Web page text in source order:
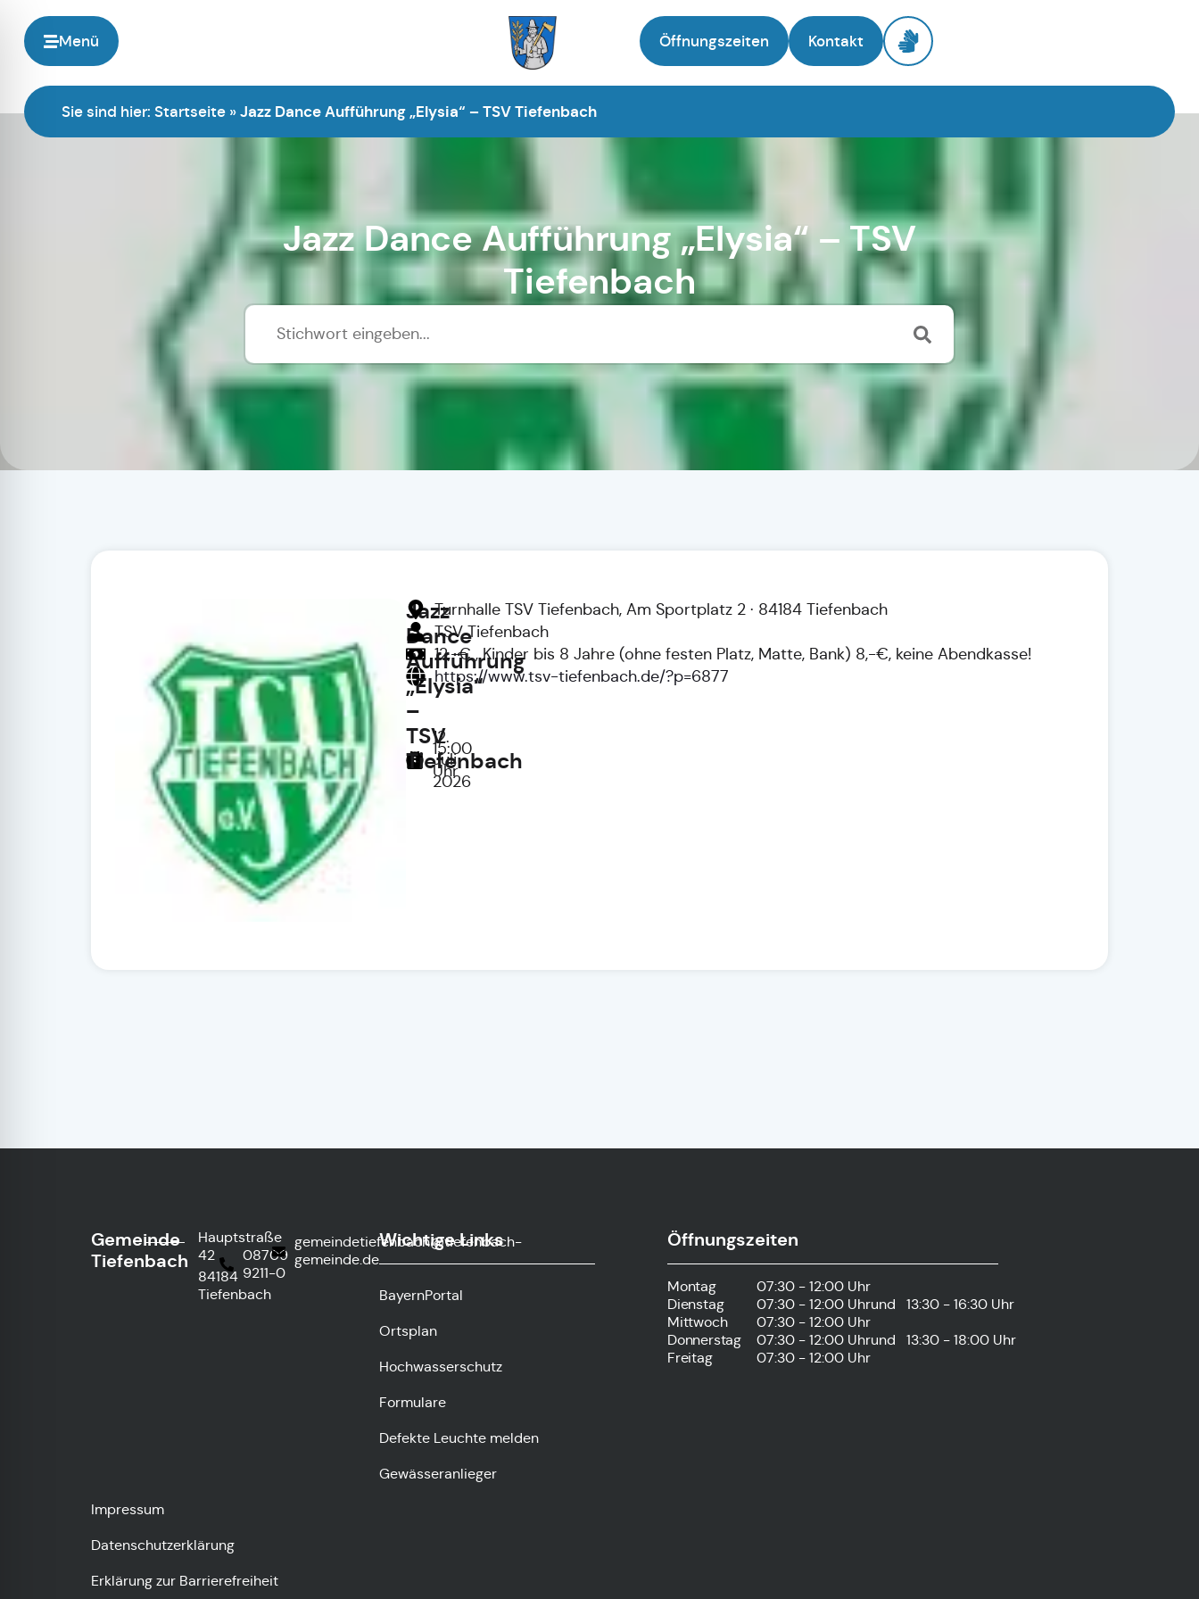
Menü
Zur Startseite
Öffnungszeiten Kontakt
Sie sind hier: Startseite »Jazz Dance Aufführung „Elysia“ – TSV Tiefenbach
Jazz Dance Aufführung „Elysia“ – TSV
Tiefenbach
12.
Juli
2026
15:00
Uhr
Jazz
Dance
Aufführung
„Elysia“
–
TSV
Tiefenbach
Turnhalle TSV Tiefenbach, Am Sportplatz 2 · 84184 Tiefenbach
TSV Tiefenbach
12,-€ , Kinder bis 8 Jahre (ohne festen Platz, Matte, Bank) 8,-€, keine Abendkasse!
https://www.tsv-tiefenbach.de/?p=6877
Gemeinde
Tiefenbach
Hauptstraße
42
84184
Tiefenbach
08709
9211-0
gemeindetiefenbach@tiefenbach-
gemeinde.de
Wichtige Links
BayernPortal
Ortsplan
Hochwasserschutz
Formulare
Defekte Leuchte melden
Gewässeranlieger
Öffnungszeiten
Montag
07:30 - 12:00 Uhr
Dienstag
07:30 - 12:00 Uhrund
13:30 - 16:30 Uhr
Mittwoch
07:30 - 12:00 Uhr
Donnerstag
07:30 - 12:00 Uhrund
13:30 - 18:00 Uhr
Freitag
07:30 - 12:00 Uhr
Impressum
Datenschutzerklärung
Erklärung zur Barrierefreiheit